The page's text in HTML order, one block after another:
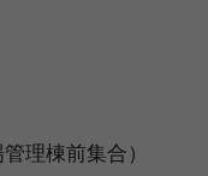
理棟前集合）